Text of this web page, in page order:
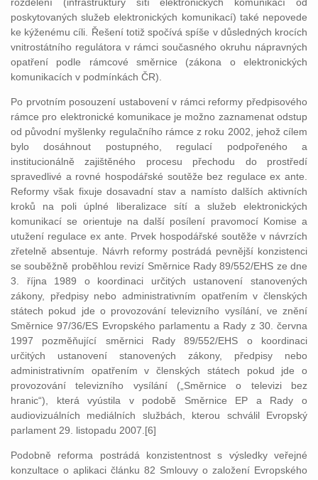
poskytovaných služeb elektronických komunikací) také nepovede
ke kýženému cíli. Řešení totiž spočívá spíše v důsledných krocích
vnitrostátního regulátora v rámci současného okruhu nápravných
opatření podle rámcové směrnice (zákona o elektronických
komunikacích v podmínkách ČR).
Po prvotním posouzení ustabovení v rámci reformy předpisového
rámce pro elektronické komunikace je možno zaznamenat odstup
od původní myšlenky regulačního rámce z roku 2002, jehož cílem
bylo dosáhnout postupného, regulací podpořeného a
institucionálně zajištěného procesu přechodu do prostředí
spravedlivé a rovné hospodářské soutěže bez regulace ex ante.
Reformy však fixuje dosavadní stav a namísto dalších aktivních
kroků na poli úplné liberalizace sítí a služeb elektronických
komunikací se orientuje na další posílení pravomocí Komise a
utužení regulace ex ante. Prvek hospodářské soutěže v návrzích
zřetelně absentuje. Návrh reformy postrádá pevnější konzistenci
se souběžně proběhlou revizí Směrnice Rady 89/552/EHS ze dne
3. října 1989 o koordinaci určitých ustanovení stanovených
zákony, předpisy nebo administrativním opatřením v členských
státech pokud jde o provozování televizního vysílání, ve znění
Směrnice 97/36/ES Evropského parlamentu a Rady z 30. června
1997 pozměňující směrnici Rady 89/552/EHS o koordinaci
určitých ustanovení stanovených zákony, předpisy nebo
administrativním opatřením v členských státech pokud jde o
provozování televizního vysílání („Směrnice o televizi bez
hranic“), která vyústila v podobě Směrnice EP a Rady o
audiovizuálních mediálních službách, kterou schválil Evropský
parlament 29. listopadu 2007.[6]
Podobně reforma postrádá konzistentnost s výsledky veřejné
konzultace o aplikaci článku 82 Smlouvy o založení Evropského